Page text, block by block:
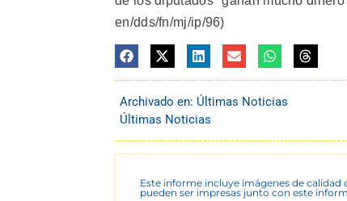
en/dds/fn/mj/ip/96)
Archivado en: Últimas Noticias
Últimas Noticias
Este informe incluye imágenes de calidad
pueden ser impresas junto con este